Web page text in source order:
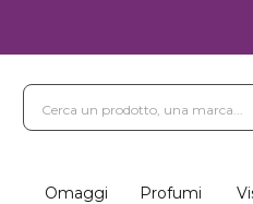
Omaggi Profumi